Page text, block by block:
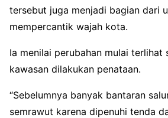
tersebut juga menjadi bagian dari
mempercantik wajah kota.
Ia menilai perubahan mulai terlihat
kawasan dilakukan penataan.
“Sebelumnya banyak bantaran
semrawut karena dipenuhi tenda